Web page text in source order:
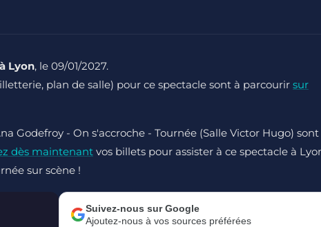
Lyon, le 09/01/2027.
plan de salle) pour ce spectacle sont à parcourir sur
Godefroy - On s'accroche - Tournée (Salle Victor Hugo) sont
dès maintenant vos billets pour assister à ce spectacle à
sur scène !
Suivez-nous sur Google
Ajoutez-nous à vos sources préférées